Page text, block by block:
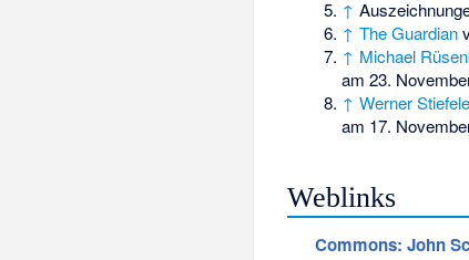
↑
↑ The Guardian
↑ Michael
am 23.
↑ Werner Stiefele
am 17.
Weblinks
Commons: John